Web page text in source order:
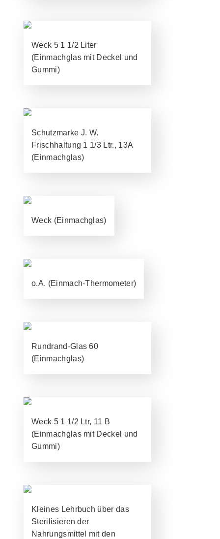
Weck 5 1 1/2 Liter
(Einmachglas mit Deckel und
Gummi)
Schutzmarke J. W.
Frischhaltung 1 1/3 Ltr., 13A
(Einmachglas)
Weck (Einmachglas)
o.A. (Einmach-Thermometer)
Rundrand-Glas 60
(Einmachglas)
Weck 5 1 1/2 Ltr, 11 B
(Einmachglas mit Deckel und
Gummi)
Kleines Lehrbuch über das
Sterilisieren der
Nahrungsmittel mit den